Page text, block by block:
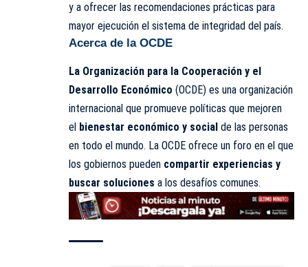
y a ofrecer las recomendaciones prácticas para
mayor ejecución el sistema de integridad del país.
Acerca de la OCDE
La Organización para la Cooperación y el
Desarrollo Económico (OCDE) es una organización
internacional que promueve políticas que mejoren
el bienestar económico y social de las personas
en todo el mundo. La OCDE ofrece un foro en el que
los gobiernos pueden compartir experiencias y
buscar soluciones a los desafíos comunes.